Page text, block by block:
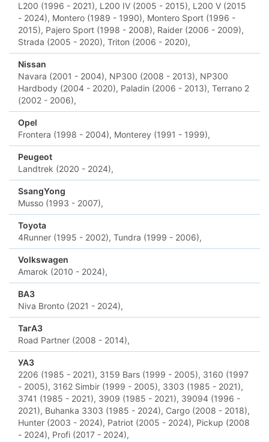
L200 (1996 - 2021), L200 IV (2005 - 2015), L200 V (2015
- 2024), Montero (1989 - 1990), Montero Sport (1996 -
2015), Pajero Sport (1998 - 2008), Raider (2006 - 2009),
Strada (2005 - 2020), Triton (2006 - 2020),
Nissan
Navara (2001 - 2004), NP300 (2008 - 2013), NP300
Hardbody (2004 - 2020), Paladin (2006 - 2013), Terrano 2
(2002 - 2006),
Opel
Frontera (1998 - 2004), Monterey (1991 - 1999),
Peugeot
Landtrek (2020 - 2024),
SsangYong
Musso (1993 - 2007),
Toyota
4Runner (1995 - 2002), Tundra (1999 - 2006),
Volkswagen
Amarok (2010 - 2024),
ВАЗ
Niva Bronto (2021 - 2024),
ТагАЗ
Road Partner (2008 - 2014),
УАЗ
2206 (1985 - 2021), 3159 Bars (1999 - 2005), 3160 (1997
- 2005), 3162 Simbir (1999 - 2005), 3303 (1985 - 2021),
3741 (1985 - 2021), 3909 (1985 - 2021), 39094 (1996 -
2021), Buhanka 3303 (1985 - 2024), Cargo (2008 - 2018),
Hunter (2003 - 2024), Patriot (2005 - 2024), Pickup (2008
- 2024), Profi (2017 - 2024),